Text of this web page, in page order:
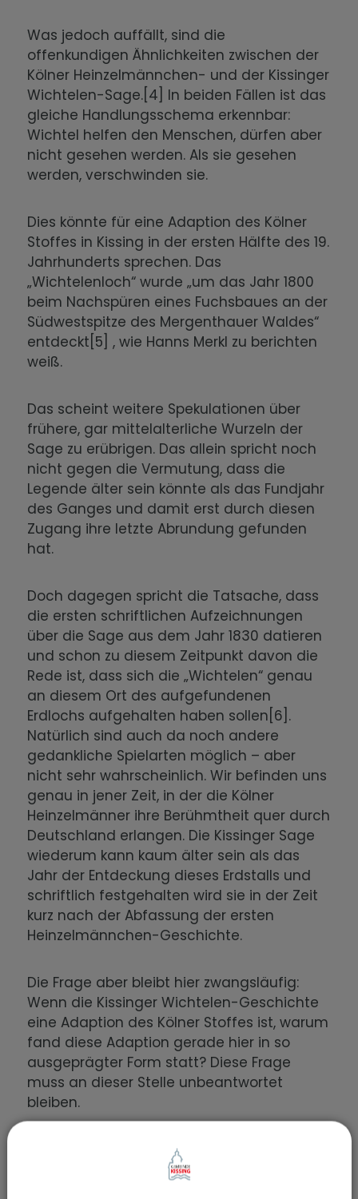
Was jedoch auffällt, sind die
offenkundigen Ähnlichkeiten zwischen der
Kölner Heinzelmännchen- und der Kissinger
Wichtelen-Sage.[4] In beiden Fällen ist das
gleiche Handlungsschema erkennbar:
Wichtel helfen den Menschen, dürfen aber
nicht gesehen werden. Als sie gesehen
werden, verschwinden sie.
Dies könnte für eine Adaption des Kölner
Stoffes in Kissing in der ersten Hälfte des 19.
Jahrhunderts sprechen. Das
„Wichtelenloch“ wurde „um das Jahr 1800
beim Nachspüren eines Fuchsbaues an der
Südwestspitze des Mergenthauer Waldes“
entdeckt[5] , wie Hanns Merkl zu berichten
weiß.
Das scheint weitere Spekulationen über
frühere, gar mittelalterliche Wurzeln der
Sage zu erübrigen. Das allein spricht noch
nicht gegen die Vermutung, dass die
Legende älter sein könnte als das Fundjahr
des Ganges und damit erst durch diesen
Zugang ihre letzte Abrundung gefunden
hat.
Doch dagegen spricht die Tatsache, dass
die ersten schriftlichen Aufzeichnungen
über die Sage aus dem Jahr 1830 datieren
und schon zu diesem Zeitpunkt davon die
Rede ist, dass sich die „Wichtelen“ genau
an diesem Ort des aufgefundenen
Erdlochs aufgehalten haben sollen[6].
Natürlich sind auch da noch andere
gedankliche Spielarten möglich – aber
nicht sehr wahrscheinlich. Wir befinden uns
genau in jener Zeit, in der die Kölner
Heinzelmänner ihre Berühmtheit quer durch
Deutschland erlangen. Die Kissinger Sage
wiederum kann kaum älter sein als das
Jahr der Entdeckung dieses Erdstalls und
schriftlich festgehalten wird sie in der Zeit
kurz nach der Abfassung der ersten
Heinzelmännchen-Geschichte.
Die Frage aber bleibt hier zwangsläufig:
Wenn die Kissinger Wichtelen-Geschichte
eine Adaption des Kölner Stoffes ist, warum
fand diese Adaption gerade hier in so
ausgeprägter Form statt? Diese Frage
muss an dieser Stelle unbeantwortet
bleiben.
Der Hinweis auf die von Adelheid
Hoechstetter-Müller in diesem